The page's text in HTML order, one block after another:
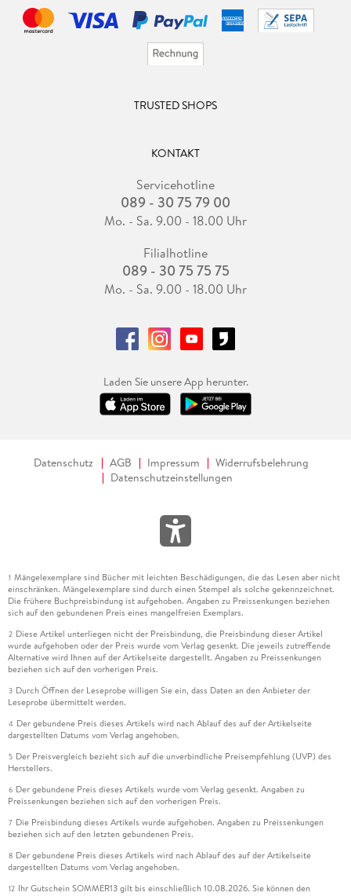
TRUSTED SHOPS
KONTAKT
Servicehotline
089 - 30 75 79 00
Mo. - Sa. 9.00 - 18.00 Uhr
Filialhotline
089 - 30 75 75 75
Mo. - Sa. 9.00 - 18.00 Uhr
Laden Sie unsere App herunter.
Datenschutz AGB Impressum
Widerrufsbelehrung
Datenschutzeinstellungen
1 Mängelexemplare sind Bücher mit leichten Beschädigungen, die das Lesen aber nicht
einschränken. Mängelexemplare sind durch einen Stempel als solche gekennzeichnet.
Die frühere Buchpreisbindung ist aufgehoben. Angaben zu Preissenkungen beziehen
sich auf den gebundenen Preis eines mangelfreien Exemplars.
2 Diese Artikel unterliegen nicht der Preisbindung, die Preisbindung dieser Artikel
wurde aufgehoben oder der Preis wurde vom Verlag gesenkt. Die jeweils zutreffende
Alternative wird Ihnen auf der Artikelseite dargestellt. Angaben zu Preissenkungen
beziehen sich auf den vorherigen Preis.
3 Durch Öffnen der Leseprobe willigen Sie ein, dass Daten an den Anbieter der
Leseprobe übermittelt werden.
4 Der gebundene Preis dieses Artikels wird nach Ablauf des auf der Artikelseite
dargestellten Datums vom Verlag angehoben.
5 Der Preisvergleich bezieht sich auf die unverbindliche Preisempfehlung (UVP) des
Herstellers.
6 Der gebundene Preis dieses Artikels wurde vom Verlag gesenkt. Angaben zu
Preissenkungen beziehen sich auf den vorherigen Preis.
7 Die Preisbindung dieses Artikels wurde aufgehoben. Angaben zu Preissenkungen
beziehen sich auf den letzten gebundenen Preis.
8 Der gebundene Preis dieses Artikels wird nach Ablauf des auf der Artikelseite
dargestellten Datums vom Verlag angehoben.
12 Ihr Gutschein SOMMER13 gilt bis einschließlich 10.08.2026. Sie können den